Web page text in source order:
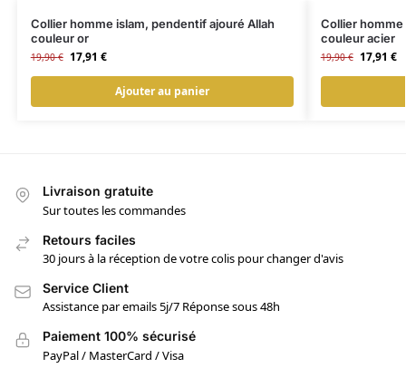
Collier homme islam, pendentif ajouré Allah
couleur or
19,90€ 17,91 €
Ajouter au panier
Collier
couleur acier
19,90€ 17,91 €
Livraison gratuite
Sur toutes les commandes
Retours faciles
30 jours à la réception de votre colis pour changer d'avis
Service Client
Assistance par emails 5j/7 Réponse sous 48h
Paiement 100% sécurisé
PayPal / MasterCard / Visa